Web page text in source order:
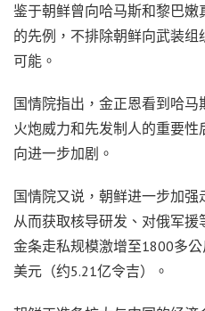
鉴于朝鲜曾向哈马斯和黎巴
的先例，不排除朝鲜向武装
可能。
国情院指出，金正恩看到哈
火炮威力和先发制人的重要
向进一步加剧。
国情院又说，朝鲜进一步加强
从而获取核导研发、对俄军
金条走私规模激增至1800多
美元（约5.21亿令吉）。